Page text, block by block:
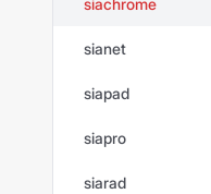
siachrome
sianet
siapad
siapro
siarad